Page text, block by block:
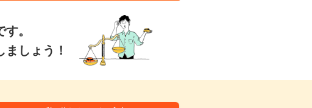
。
ましょう！